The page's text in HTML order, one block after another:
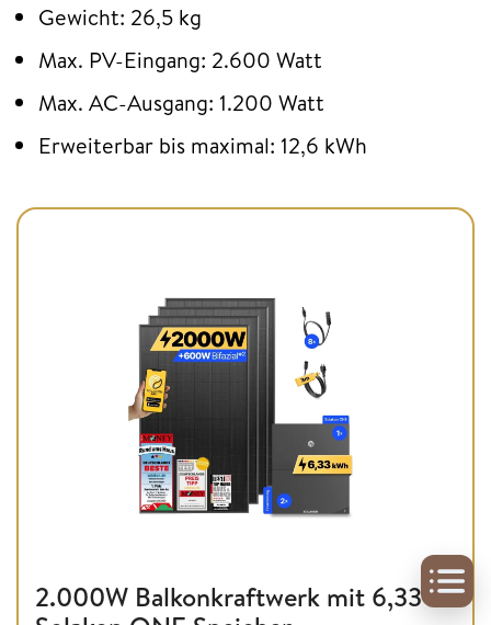
Gewicht: 26,5 kg
Max. PV-Eingang: 2.600 Watt
Max. AC-Ausgang: 1.200 Watt
Erweiterbar bis maximal: 12,6 kWh
2.000W Balkonkraftwerk mit 6,33